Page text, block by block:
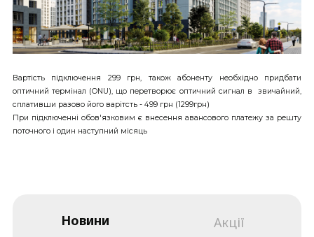
Вартість підключення 299 грн, також абоненту необхідно придбати
оптичний термінал (ONU), що перетворює оптичний сигнал в звичайний,
сплативши разово його варітсть - 499 грн (1299грн)
При підключенні обов'язковим є внесення авансового платежу за решту
поточного і один наступний місяць
Новини Акції